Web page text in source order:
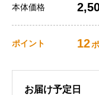
本体価格
ポイント 12
お届け予定日